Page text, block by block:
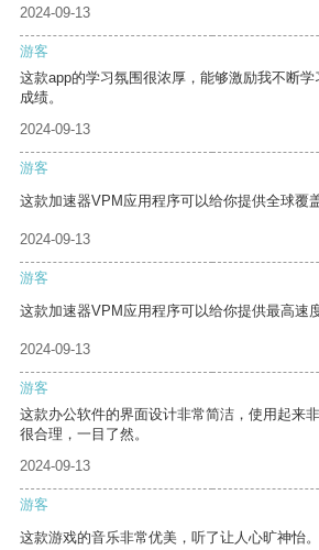
2024-09-13
游客
这款app的学习氛围很浓厚，能够激励我不断
成绩。
2024-09-13
游客
这款加速器VPM应用程序可以给你提供全球覆
2024-09-13
游客
这款加速器VPM应用程序可以给你提供最高速
2024-09-13
游客
这款办公软件的界面设计非常简洁，使用起来
很合理，一目了然。
2024-09-13
游客
这款游戏的音乐非常优美，听了让人心旷神怡。